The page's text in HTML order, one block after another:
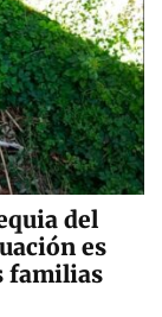
del
es
familias